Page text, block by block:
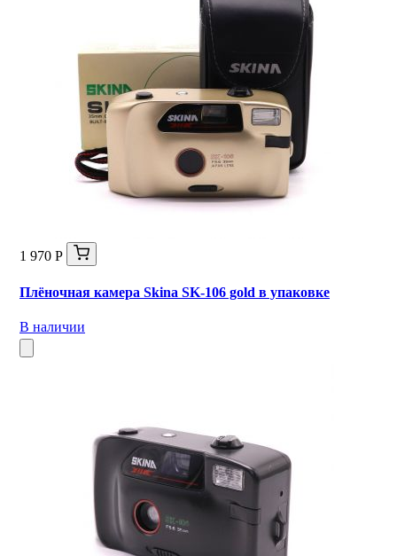
1 970 Р
Плёночная камера Skina SK-106 gold в упаковке
В наличии